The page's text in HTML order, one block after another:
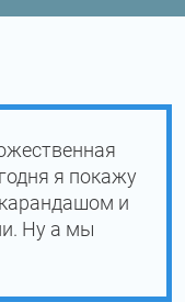
я покажу
и
Ну а мы